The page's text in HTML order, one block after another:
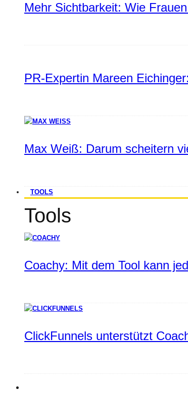
Mehr Sichtbarkeit: Wie
PR-Expertin Mareen
Max Weiß: Darum scheitern
TOOLS
Tools
Coachy: Mit dem Tool kann
ClickFunnels unterstützt